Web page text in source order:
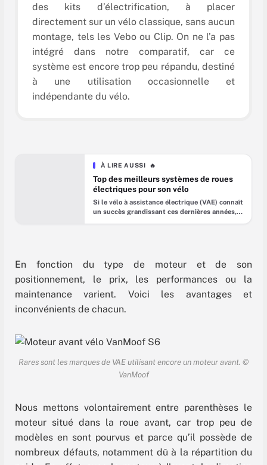
des kits d’électrification, à placer
directement sur un vélo classique, sans aucun
montage, tels les Vebo ou Clip. On ne l’a pas
intégré dans notre comparatif, car ce
système est encore trop peu répandu, destiné
à une utilisation occasionnelle et
indépendante du vélo.
À LIRE AUSSI 🔥
Top des meilleurs systèmes de roues
électriques pour son vélo
Si le vélo à assistance électrique (VAE) connaît
un succès grandissant ces dernières années, il
littéralement votre vélo. On vous présentait
l’année dernière le projet de roue électrique
En fonction du type de moteur et de son
positionnement, le prix, les performances ou la
maintenance varient. Voici les avantages et
inconvénients de chacun.
Rares sont les marques de VAE utilisant encore un moteur avant. ©
VanMoof
Nous mettons volontairement entre parenthèses le
moteur situé dans la roue avant, car trop peu de
modèles en sont pourvus et parce qu’il possède de
nombreux défauts, notamment dû à la répartition du